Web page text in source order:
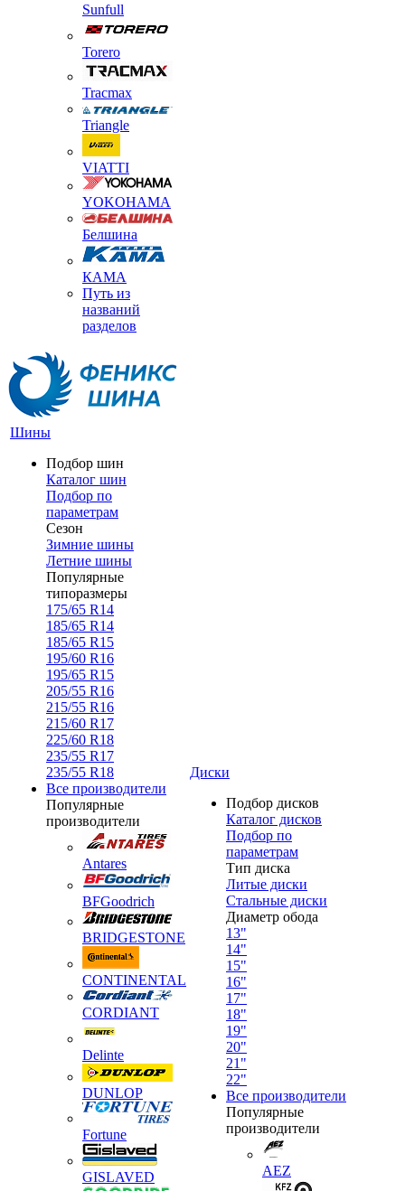
Sunfull
Torero
Tracmax
Triangle
VIATTI
YOKOHAMA
Белшина
КАМА
Путь из
названий
разделов
Шины
Подбор шин
Каталог шин
Подбор по
параметрам
Сезон
Зимние шины
Летние шины
Популярные
типоразмеры
175/65 R14
185/65 R14
185/65 R15
195/60 R16
195/65 R15
205/55 R16
215/55 R16
215/60 R17
225/60 R18
235/55 R17
235/55 R18
Все производители
Популярные
производители
Antares
BFGoodrich
BRIDGESTONE
CONTINENTAL
CORDIANT
Delinte
DUNLOP
Fortune
GISLAVED
Диски
Подбор дисков
Каталог дисков
Подбор по
параметрам
Тип диска
Литые диски
Стальные диски
Диаметр обода
13"
14"
15"
16"
17"
18"
19"
20"
21"
22"
Все производители
Популярные
производители
AEZ